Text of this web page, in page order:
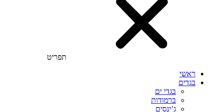
תפריט
ראשי
בגדים
בגדי ים
ברמודות
ג’ינסים